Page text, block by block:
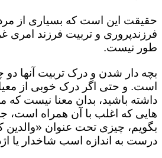
حقیقت این است که بسیاری از
فرزندپروری و تربیت فرزند امری
طور نیست.
بچه دار شدن و درک تربیت آنها دو
است. و حتی اگر درک خوبی از
داشته باشید، بدان معنا نیست که
هایی که اغلب با آن همراه است،
بگویم، چیزی تحت عنوان «والدین
درست به اندازه اسب شاخدار یا